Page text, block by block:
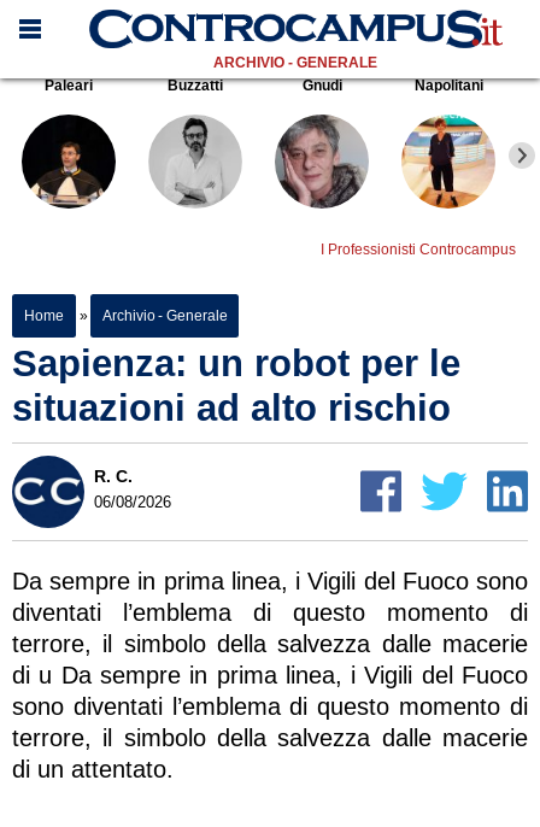
ARCHIVIO - GENERALE
Paleari
Buzzatti Gnudi Napolitani
I Professionisti Controcampus
Home » Archivio - Generale
Sapienza: un robot per le
situazioni ad alto rischio
R. C.
06/08/2026
Da sempre in prima linea, i Vigili del Fuoco sono
diventati l’emblema di questo momento di
terrore, il simbolo della salvezza dalle macerie
di u Da sempre in prima linea, i Vigili del Fuoco
sono diventati l’emblema di questo momento di
terrore, il simbolo della salvezza dalle macerie
di un attentato.